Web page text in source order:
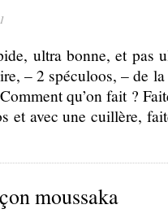
ultra bonne, et pas
– 2 spéculoos, – de
qu’on fait ?
et avec une cuillère,
moussaka